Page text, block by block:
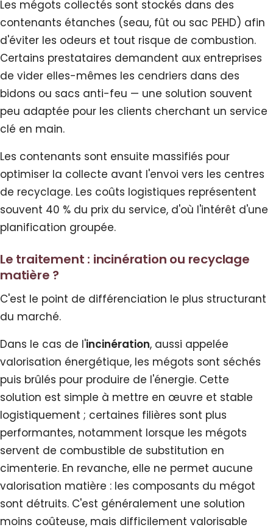
Les mégots collectés sont stockés dans des
contenants étanches (seau, fût ou sac PEHD) afin
d'éviter les odeurs et tout risque de combustion.
Certains prestataires demandent aux entreprises
de vider elles-mêmes les cendriers dans des
bidons ou sacs anti-feu — une solution souvent
peu adaptée pour les clients cherchant un service
clé en main.
Les contenants sont ensuite massifiés pour
optimiser la collecte avant l'envoi vers les centres
de recyclage. Les coûts logistiques représentent
souvent 40 % du prix du service, d'où l'intérêt d'une
planification groupée.
Le traitement : incinération ou recyclage
matière ?
C'est le point de différenciation le plus structurant
du marché.
Dans le cas de l'incinération, aussi appelée
valorisation énergétique, les mégots sont séchés
puis brûlés pour produire de l'énergie. Cette
solution est simple à mettre en œuvre et stable
logistiquement ; certaines filières sont plus
performantes, notamment lorsque les mégots
servent de combustible de substitution en
cimenterie. En revanche, elle ne permet aucune
valorisation matière : les composants du mégot
sont détruits. C'est généralement une solution
moins coûteuse, mais difficilement valorisable